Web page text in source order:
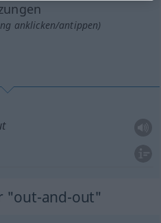
anklicken/antippen)
"out-and-out"